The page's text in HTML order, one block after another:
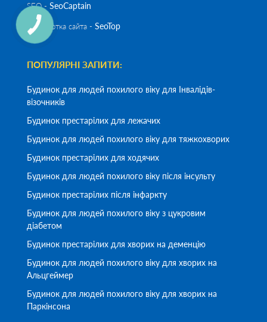
SEO - SeoСaptain
Разработка сайта - SeoTop
ПОПУЛЯРНІ ЗАПИТИ:
Будинок для людей похилого віку для Інвалідів-
візочників
Будинок престарілих для лежачих
Будинок для людей похилого віку для тяжкохворих
Будинок престарілих для ходячих
Будинок для людей похилого віку після інсульту
Будинок престарілих після інфаркту
Будинок для людей похилого віку з цукровим
діабетом
Будинок престарілих для хворих на деменцію
Будинок для людей похилого віку для хворих на
Альцгеймер
Будинок для людей похилого віку для хворих на
Паркінсона